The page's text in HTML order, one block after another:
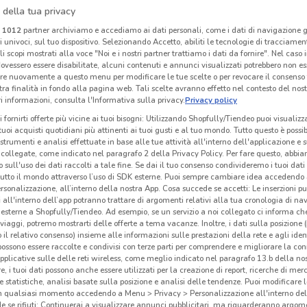
Si con te supermercati
Scade il 19/08 23.5 km
Expert
Scade il 19/08 11.1 km
Coal
Scade mercoledì 239 m
NUOVO
JYSK
Scade mercoledì 26.6 km
della tua privacy
1012partner archiviamo e accediamo ai dati personali, come i dati di navigazione
sul tuo dispositivo. Selezionando Accetto, abiliti le tecnologie di
scopi mostrati alla voce "Noi e i nostri partner trattiamo i dati da fornire". Nel caso
essere disabilitate, alcuni contenuti e annunci visualizzati potrebbero non
nuovamente a questo menu per modificare le tue scelte o per revocare il
finalità in fondo alla pagina web. Tali scelte avranno effetto nel contesto del
informazioni, consulta l'Informativa sulla privacy.Privacy policy
fornirti offerte più vicine ai tuoi bisogni: Utilizzando Shopfully/Tiendeo puoi
acquisti quotidiani più attinenti ai tuoi gusti e al tuo mondo. Tutto questo è
e analisi effettuate in base alle tue attività all'interno dell'applicazione e
come indicato nel paragrafo 2 della Privacy Policy. Per fare questo,
sull'uso dei dati raccolti a tale fine. Se dai il tuo consenso condivideremo i tuoi dati
il mondo attraverso l’uso di SDK esterne. Puoi sempre cambiare idea accedendo
all’interno della nostra App. Cosa succede se accetti: Le inserzioni
all'interno dell’app potranno trattare di argomenti relativi alla tua cronologia di
a Shopfully/Tiendeo. Ad esempio, se un servizio a noi collegato ci informa
potremo mostrarti delle offerte a tema vacanze. Inoltre, i dati sulla posizione
il relativo consenso) insieme alle informazioni sulle prestazioni della rete e agli
essere raccolte e condivisi con terze parti per comprendere e migliorare la
sulle delle reti wireless, come meglio indicato nel paragrafo 13.b della
i tuoi dati possono anche essere utilizzati per la creazione di report, ricerche di
statistiche, analisi basate sulla posizione e analisi delle tendenze. Puoi modificare
qualsiasi momento accedendo a Menu > Privacy > Personalizzazione all'interno
se rifiuti: Continuerai a visualizzare annunci pubblicitari, ma riguarderanno